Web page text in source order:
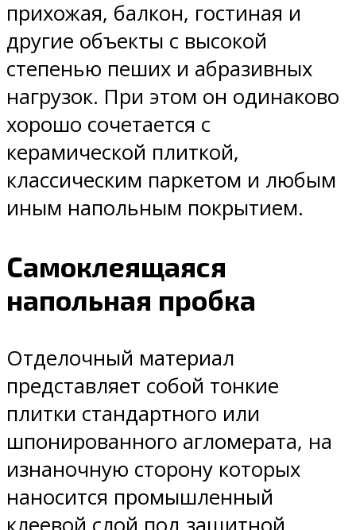
прихожая, балкон, гостиная и
другие объекты с высокой
степенью пеших и абразивных
нагрузок. При этом он одинаково
хорошо сочетается с
керамической плиткой,
классическим паркетом и любым
иным напольным покрытием.
Самоклеящаяся
напольная пробка
Отделочный материал
представляет собой тонкие
плитки стандартного или
шпонированного агломерата, на
изнаночную сторону которых
наносится промышленный